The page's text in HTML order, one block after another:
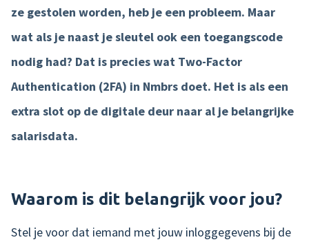
Product
Product tour
Mobiele app
ze gestolen worden, heb je een probleem. Maar
wat als je naast je sleutel ook een toegangscode
nodig had? Dat is precies wat Two-Factor
Authentication (2FA) in Nmbrs doet. Het is als een
extra slot op de digitale deur naar al je belangrijke
salarisdata.
Waarom is dit belangrijk voor jou?
Stel je voor dat iemand met jouw inloggegevens bij de